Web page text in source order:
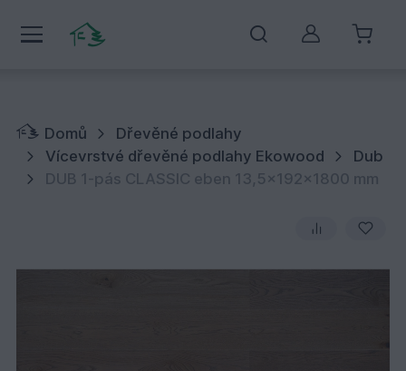
Můj účet
Domů
Dřevěné podlahy
Vícevrstvé dřevěné podlahy Ekowood
Dub
DUB 1-pás CLASSIC eben 13,5x192x1800 mm